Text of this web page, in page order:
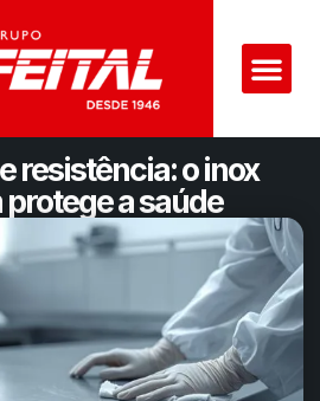
resistência: o inox
a saúde